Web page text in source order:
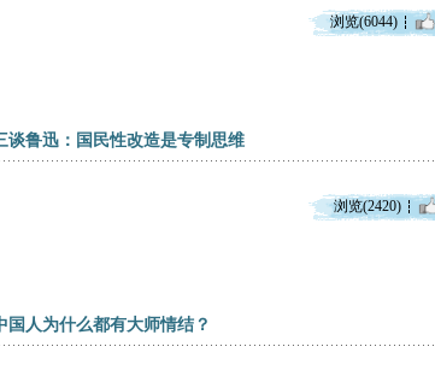
浏览(6044)
谈鲁迅：国民性改造是专制思维
浏览(2420)
国人为什么都有大师情结？